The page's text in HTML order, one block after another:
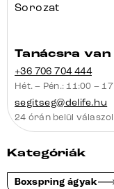
Sorozat
Tanácsra van
+36 706 704 444
Hét. – Pén.: 11:00 –
segitseg@delife.hu
24 órán belül
Kategóriák
Boxspring ágyak